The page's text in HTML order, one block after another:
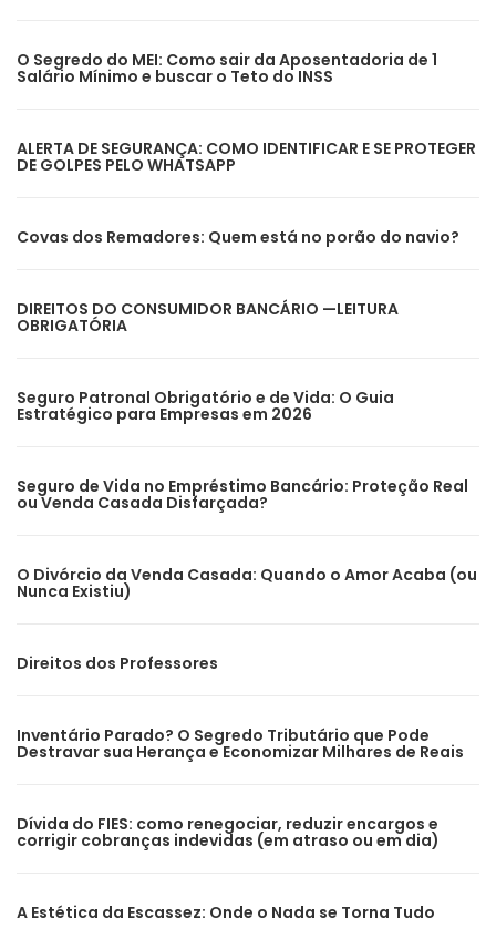
O Segredo do MEI: Como sair da Aposentadoria de 1
Salário Mínimo e buscar o Teto do INSS
ALERTA DE SEGURANÇA: COMO IDENTIFICAR E SE PROTEGER
DE GOLPES PELO WHATSAPP
Covas dos Remadores: Quem está no porão do navio?
DIREITOS DO CONSUMIDOR BANCÁRIO —LEITURA
OBRIGATÓRIA
Seguro Patronal Obrigatório e de Vida: O Guia
Estratégico para Empresas em 2026
Seguro de Vida no Empréstimo Bancário: Proteção Real
ou Venda Casada Disfarçada?
O Divórcio da Venda Casada: Quando o Amor Acaba (ou
Nunca Existiu)
Direitos dos Professores
Inventário Parado? O Segredo Tributário que Pode
Destravar sua Herança e Economizar Milhares de Reais
Dívida do FIES: como renegociar, reduzir encargos e
corrigir cobranças indevidas (em atraso ou em dia)
A Estética da Escassez: Onde o Nada se Torna Tudo